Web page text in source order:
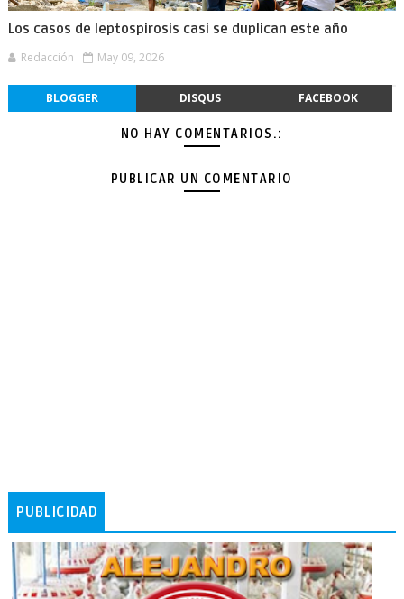
Los casos de leptospirosis casi se duplican este año
Redacción May 09, 2026
BLOGGER DISQUS FACEBOOK
NO HAY COMENTARIOS.:
PUBLICAR UN COMENTARIO
PUBLICIDAD